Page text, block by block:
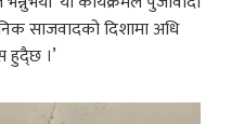
साजवादको दिशामा अधि
हुदै्छ ।’